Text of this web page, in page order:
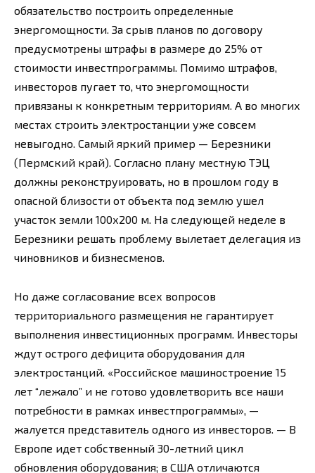
обязательство построить определенные
энергомощности. За срыв планов по договору
предусмотрены штрафы в размере до 25% от
стоимости инвестпрограммы. Помимо штрафов,
инвесторов пугает то, что энергомощности
привязаны к конкретным территориям. А во многих
местах строить электростанции уже совсем
невыгодно. Самый яркий пример — Березники
(Пермский край). Согласно плану местную ТЭЦ
должны реконструировать, но в прошлом году в
опасной близости от объекта под землю ушел
участок земли 100х200 м. На следующей неделе в
Березники решать проблему вылетает делегация из
чиновников и бизнесменов.
Но даже согласование всех вопросов
территориального размещения не гарантирует
выполнения инвестиционных программ. Инвесторы
ждут острого дефицита оборудования для
электростанций. «Российское машиностроение 15
лет “лежало” и не готово удовлетворить все наши
потребности в рамках инвестпрограммы», —
жалуется представитель одного из инвесторов. — В
Европе идет собственный 30-летний цикл
обновления оборудования; в США отличаются